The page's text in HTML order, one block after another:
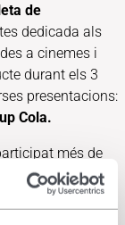
de
dedicada als
a cinemes i
durant els 3
presentacions:
Cola.
més de
de conèixer la
Gran Canària:
manera